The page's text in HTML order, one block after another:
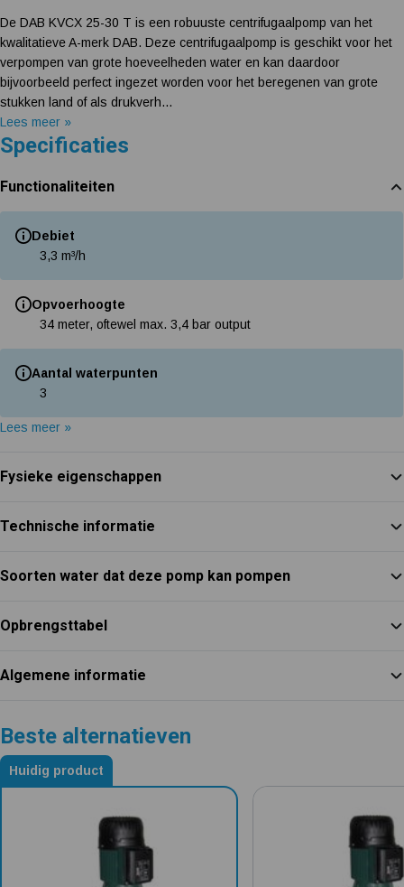
De DAB KVCX 25-30 T is een robuuste centrifugaalpomp van het
kwalitatieve A-merk DAB. Deze centrifugaalpomp is geschikt voor het
verpompen van grote hoeveelheden water en kan daardoor
bijvoorbeeld perfect ingezet worden voor het beregenen van grote
stukken land of als drukverh...
Lees meer »
Specificaties
Functionaliteiten
Debiet
3,3 m³/h
Opvoerhoogte
34 meter, oftewel max. 3,4 bar output
Aantal waterpunten
3
Lees meer »
Fysieke eigenschappen
Technische informatie
Soorten water dat deze pomp kan pompen
Opbrengsttabel
Algemene informatie
Beste alternatieven
Huidig product